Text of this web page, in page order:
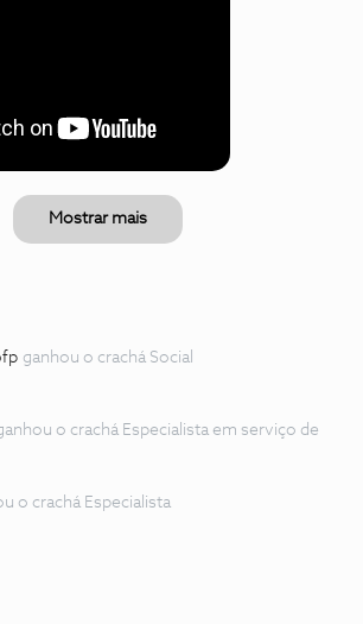
Mostrar mais
ganhou o crachá Social
o crachá Especialista em serviço de
o crachá Especialista